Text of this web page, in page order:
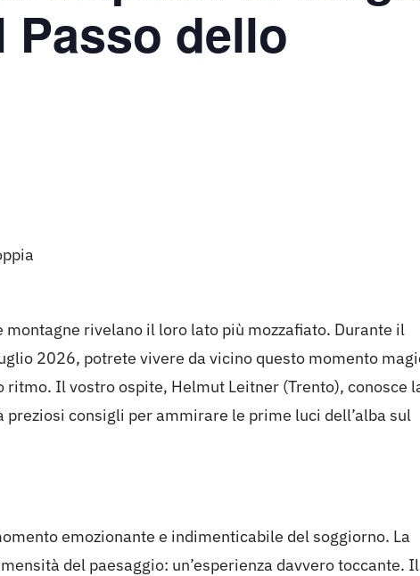
Passo dello
montagne rivelano il loro lato più mozzafiato. Durante il
2026, potrete vivere da vicino questo momento
Il vostro ospite, Helmut Leitner (Trento), conosce
consigli per ammirare le prime luci dell’alba sul
emozionante e indimenticabile del soggiorno. La
del paesaggio: un’esperienza davvero toccante. Il